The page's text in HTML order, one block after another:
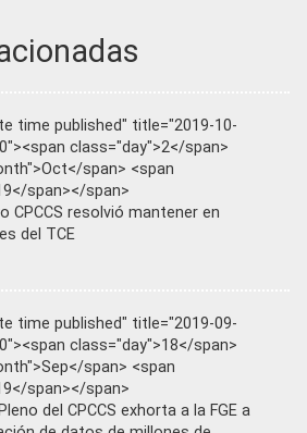
time published" title="2019-10-
class="day">2</span>
span> <span
span></span>
CPCCS resolvió mantener en
del TCE
time published" title="2019-09-
class="day">18</span>
span> <span
span></span>
del CPCCS exhorta a la FGE a